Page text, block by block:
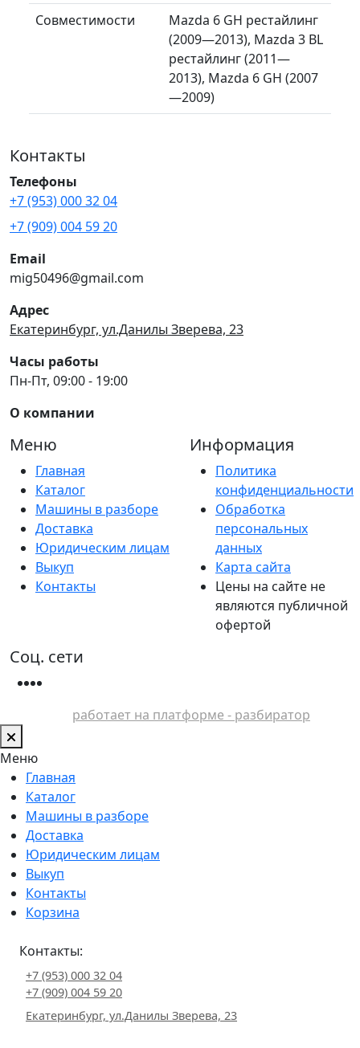
Совместимости
Mazda 6 GH рестайлинг
(2009—2013), Mazda 3 BL
рестайлинг (2011—
2013), Mazda 6 GH (2007
—2009)
Контакты
Телефоны
+7 (953) 000 32 04
+7 (909) 004 59 20
Email
mig50496@gmail.com
Адрес
Екатеринбург, ул.Данилы Зверева, 23
Часы работы
Пн-Пт, 09:00 - 19:00
О компании
Меню
Главная
Каталог
Машины в разборе
Доставка
Юридическим лицам
Выкуп
Контакты
Информация
Политика
конфиденциальности
Обработка
персональных
данных
Карта сайта
Цены на сайте не
являются публичной
офертой
Соц. сети
работает на платформе - разбиратор
Меню
Главная
Каталог
Машины в разборе
Доставка
Юридическим лицам
Выкуп
Контакты
Корзина
Контакты:
+7 (953) 000 32 04
+7 (909) 004 59 20
Екатеринбург, ул.Данилы Зверева, 23